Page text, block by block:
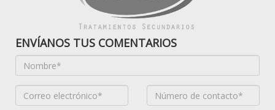
ENVÍANOS TUS COMENTARIOS